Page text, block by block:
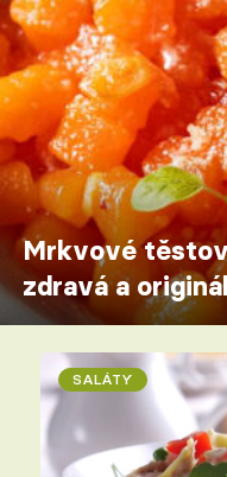
Mrkvové
zdravá a
SALÁTY